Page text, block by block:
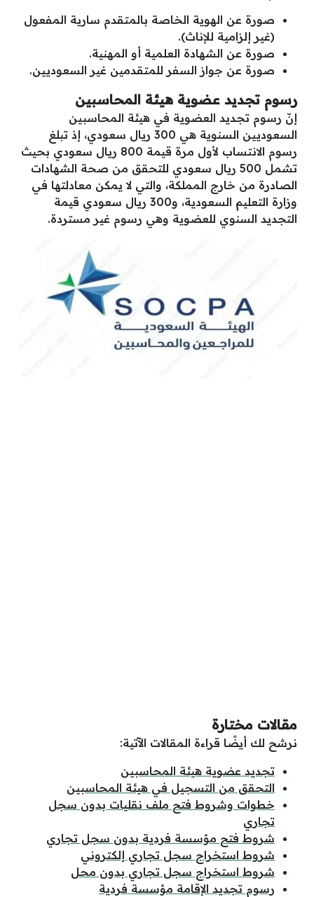
صورة عن الهوية الخاصة بالمتقدم سارية المفعول
(غير إلزامية للإناث).
صورة عن الشهادة العلمية أو المهنية.
صورة عن جواز السفر للمتقدمين غير السعوديين.
رسوم تجديد عضوية هيئة المحاسبين
إنّ رسوم تجديد العضوية في هيئة المحاسبين
السعوديين السنوية هي 300 ريال سعودي، إذ تبلغ
رسوم الانتساب لأول مرة قيمة 800 ريال سعودي بحيث
تشمل 500 ريال سعودي للتحقق من صحة الشهادات
الصادرة من خارج المملكة، والتي لا يمكن معادلتها في
وزارة التعليم السعودية، و300 ريال سعودي قيمة
التجديد السنوي للعضوية وهي رسوم غير مستردة.
مقالات مختارة
نرشح لك أيضًا قراءة المقالات الآتية:
تجديد عضوية هيئة المحاسبين
التحقق من التسجيل في هيئة المحاسبين
خطوات وشروط فتح ملف نقليات بدون سجل
تجاري
شروط فتح مؤسسة فردية بدون سجل تجاري
شروط استخراج سجل تجاري إلكتروني
شروط استخراج سجل تجاري بدون محل
رسوم تجديد الإقامة مؤسسة فردية